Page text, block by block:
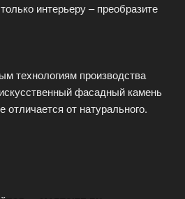
интерьеру – преобразите
технологиям производства
фасадный камень
отличается от натурального.